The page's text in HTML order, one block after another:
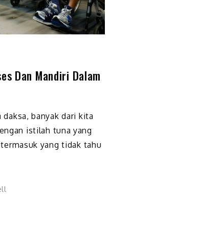
Dan Mandiri Dalam
daksa, banyak dari kita
istilah tuna yang
yang tidak tahu